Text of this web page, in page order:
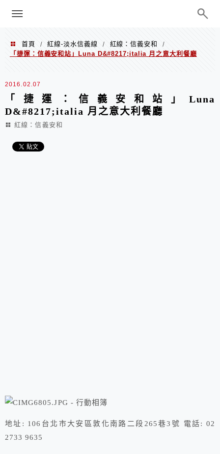
巧、世界走透透
menu
首頁 / 紅線-淡水信義線 / 紅線：信義安和
/
「捷運：信義安和站」Luna D&#8217;italia 月之意大利餐廳
2016.02.07
「捷運：信義安和站」Luna
D&#8217;italia 月之意大利餐廳
紅線：信義安和
地址: 106台北市大安區敦化南路二段265巷3號 電話: 02
2733 9635